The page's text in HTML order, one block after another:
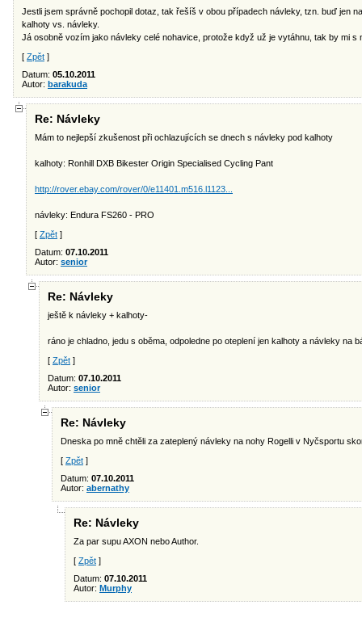
Jestli jsem správně pochopil dotaz, tak řešíš v obou případech návleky, tzn. buď jen
kalhoty vs. návleky.
Já osobně vozím jako návleky celé nohavice, protože když už je vytáhnu, tak by mi s
[ Zpět ]
Datum: 05.10.2011
Autor: barakuda
Re: Návleky
Mám to nejlepší zkušenost při ochlazujících se dnech s návleky pod kalhoty
kalhoty: Ronhill DXB Bikester Origin Specialised Cycling Pant
http://rover.ebay.com/rover/0/e11401.m516.l1123...
návleky: Endura FS260 - PRO
[ Zpět ]
Datum: 07.10.2011
Autor: senior
Re: Návleky
ještě k návleky + kalhoty-
ráno je chladno, jedu s oběma, odpoledne po oteplení jen kalhoty a návleky na
[ Zpět ]
Datum: 07.10.2011
Autor: senior
Re: Návleky
Dneska po mně chtěli za zateplený návleky na nohy Rogelli v Nyčsportu
[ Zpět ]
Datum: 07.10.2011
Autor: abernathy
Re: Návleky
Za par supu AXON nebo Author.
[ Zpět ]
Datum: 07.10.2011
Autor: Murphy